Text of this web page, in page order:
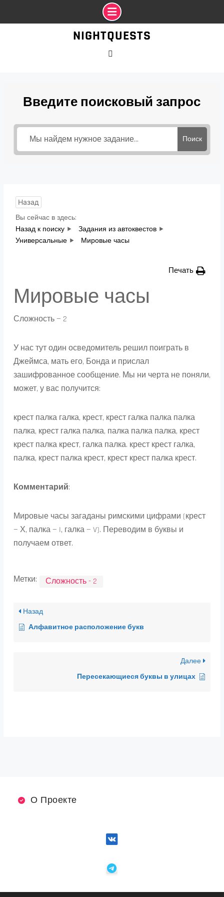
NIGHTQUESTS
Введите поисковый запрос
Поиск
Назад
Вы сейчас в здесь:
Назад к поиску
Задания из автоквестов
Универсальные
Мировые часы
Печать
Мировые часы
Сложность — 2
У нас тут один осведомитель решил поиграть в
Джеймса, мать его, Бонда и прислал
зашифрованное сообщение. Мы ни черта не поняли,
может, у вас получится:
крест палка галка, крест, крест галка палка палка
палка, крест галка палка, палка палка палка, крест
крест палка крест, галка палка. крест крест галка,
палка, крест палка крест, крест крест палка крест.
Комментарий:
Мировые часы загаданы римскими цифрами (крест
— Х, палка — I, галка — V). Переводим в буквы и
получаем ответ.
Метки: Сложность - 2
Назад
Алфавитное расположение букв
Далее
Пересекающиеся буквы в улицах
О Проекте